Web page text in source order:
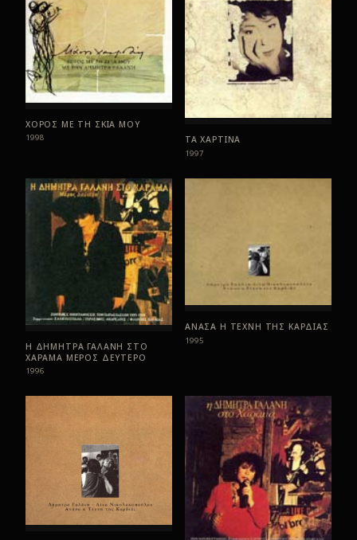
ΧΟΡΟΣ ΜΕ ΤΗ ΣΚΙΑ ΜΟΥ
1998 ΤΑ ΧΑΡΤΙΝΑ
1997
Η ΔΗΜΗΤΡΑ ΓΑΛΑΝΗ ΣΤΟ
ΧΑΡΑΜΑ ΜΕΡΟΣ ΔΕΥΤΕΡΟ
1996
ΑΝΑΣΑ Η ΤΕΧΝΗ ΤΗΣ ΚΑΡΔΙΑΣ
1995